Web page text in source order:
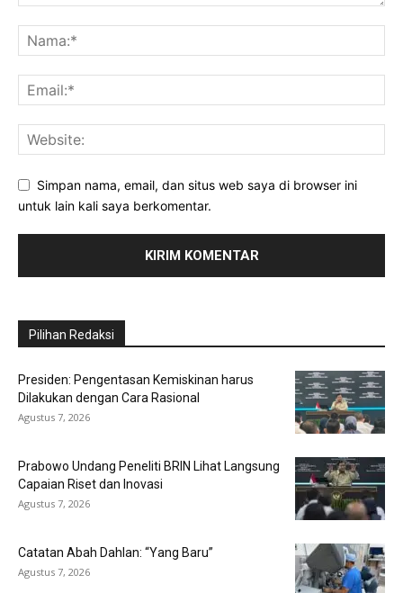
Simpan nama, email, dan situs web saya di browser ini
untuk lain kali saya berkomentar.
Pilihan Redaksi
Presiden: Pengentasan Kemiskinan harus
Dilakukan dengan Cara Rasional
Agustus 7, 2026
Prabowo Undang Peneliti BRIN Lihat Langsung
Capaian Riset dan Inovasi
Agustus 7, 2026
Catatan Abah Dahlan: “Yang Baru”
Agustus 7, 2026